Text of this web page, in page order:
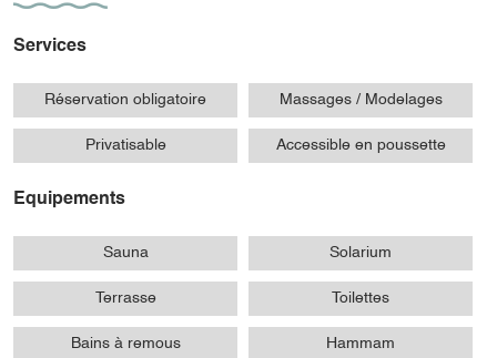
Services
Réservation obligatoire Massages / Modelages
Privatisable Accessible en poussette
Equipements
Sauna Solarium
Terrasse Toilettes
Bains à remous Hammam